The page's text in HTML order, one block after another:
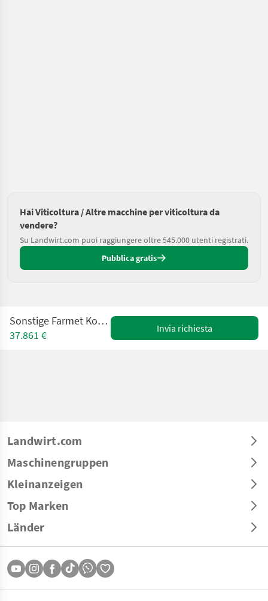
Hai Viticoltura / Altre macchine per viticoltura da
vendere?
Su Landwirt.com puoi raggiungere oltre 545.000 utenti registrati.
Pubblica gratis
Sonstige Farmet Kompaktomat K600PS
37.861 €
Invia richiesta
Landwirt.com
Maschinengruppen
Kleinanzeigen
Top Marken
Länder